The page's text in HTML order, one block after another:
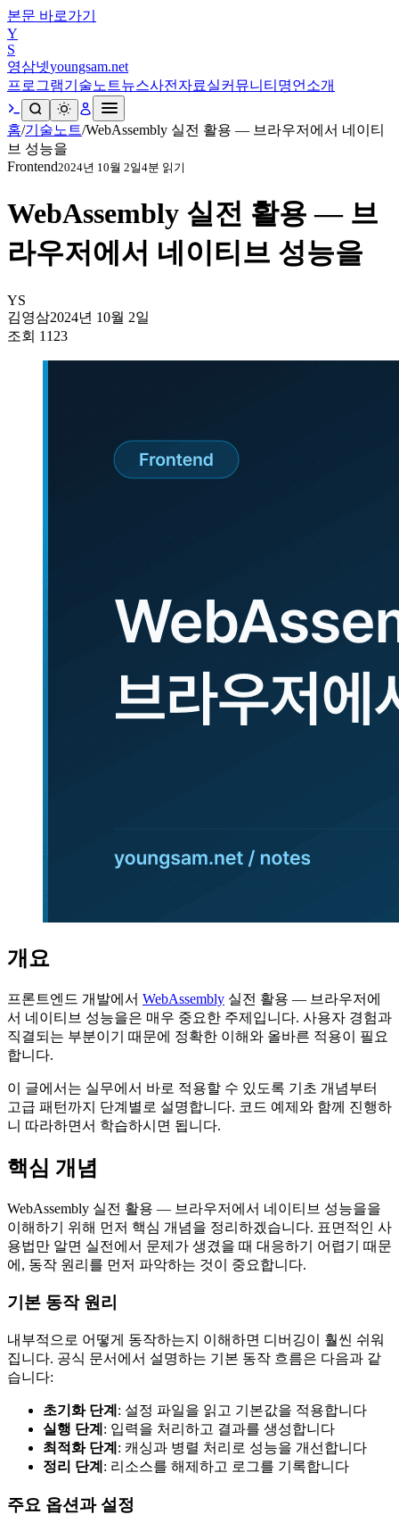
본문 바로가기
Y
S
영삼넷youngsam.net
프로그램기술노트뉴스사전 자료실커뮤니티 명언 소개
홈/기술노트/WebAssembly 실전 활용 — 브라우저에서 네이티
브 성능을
Frontend2024년 10월 2일4분 읽기
WebAssembly 실전 활용 — 브
라우저에서 네이티브 성능을
YS
김영삼2024년 10월 2일
조회 1123
개요
프론트엔드 개발에서 WebAssembly 실전 활용 — 브라우저에
서 네이티브 성능을은 매우 중요한 주제입니다. 사용자 경험과
직결되는 부분이기 때문에 정확한 이해와 올바른 적용이 필요
합니다.
이 글에서는 실무에서 바로 적용할 수 있도록 기초 개념부터
고급 패턴까지 단계별로 설명합니다. 코드 예제와 함께 진행하
니 따라하면서 학습하시면 됩니다.
핵심 개념
WebAssembly 실전 활용 — 브라우저에서 네이티브 성능을을
이해하기 위해 먼저 핵심 개념을 정리하겠습니다. 표면적인 사
용법만 알면 실전에서 문제가 생겼을 때 대응하기 어렵기 때문
에, 동작 원리를 먼저 파악하는 것이 중요합니다.
기본 동작 원리
내부적으로 어떻게 동작하는지 이해하면 디버깅이 훨씬 쉬워
집니다. 공식 문서에서 설명하는 기본 동작 흐름은 다음과 같
습니다:
초기화 단계 : 설정 파일을 읽고 기본값을 적용합니다
실행 단계 : 입력을 처리하고 결과를 생성합니다
최적화 단계 : 캐싱과 병렬 처리로 성능을 개선합니다
정리 단계 : 리소스를 해제하고 로그를 기록합니다
주요 옵션과 설정